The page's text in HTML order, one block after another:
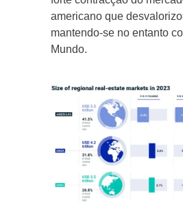
americano que
mantendo-se no entanto
Mundo.